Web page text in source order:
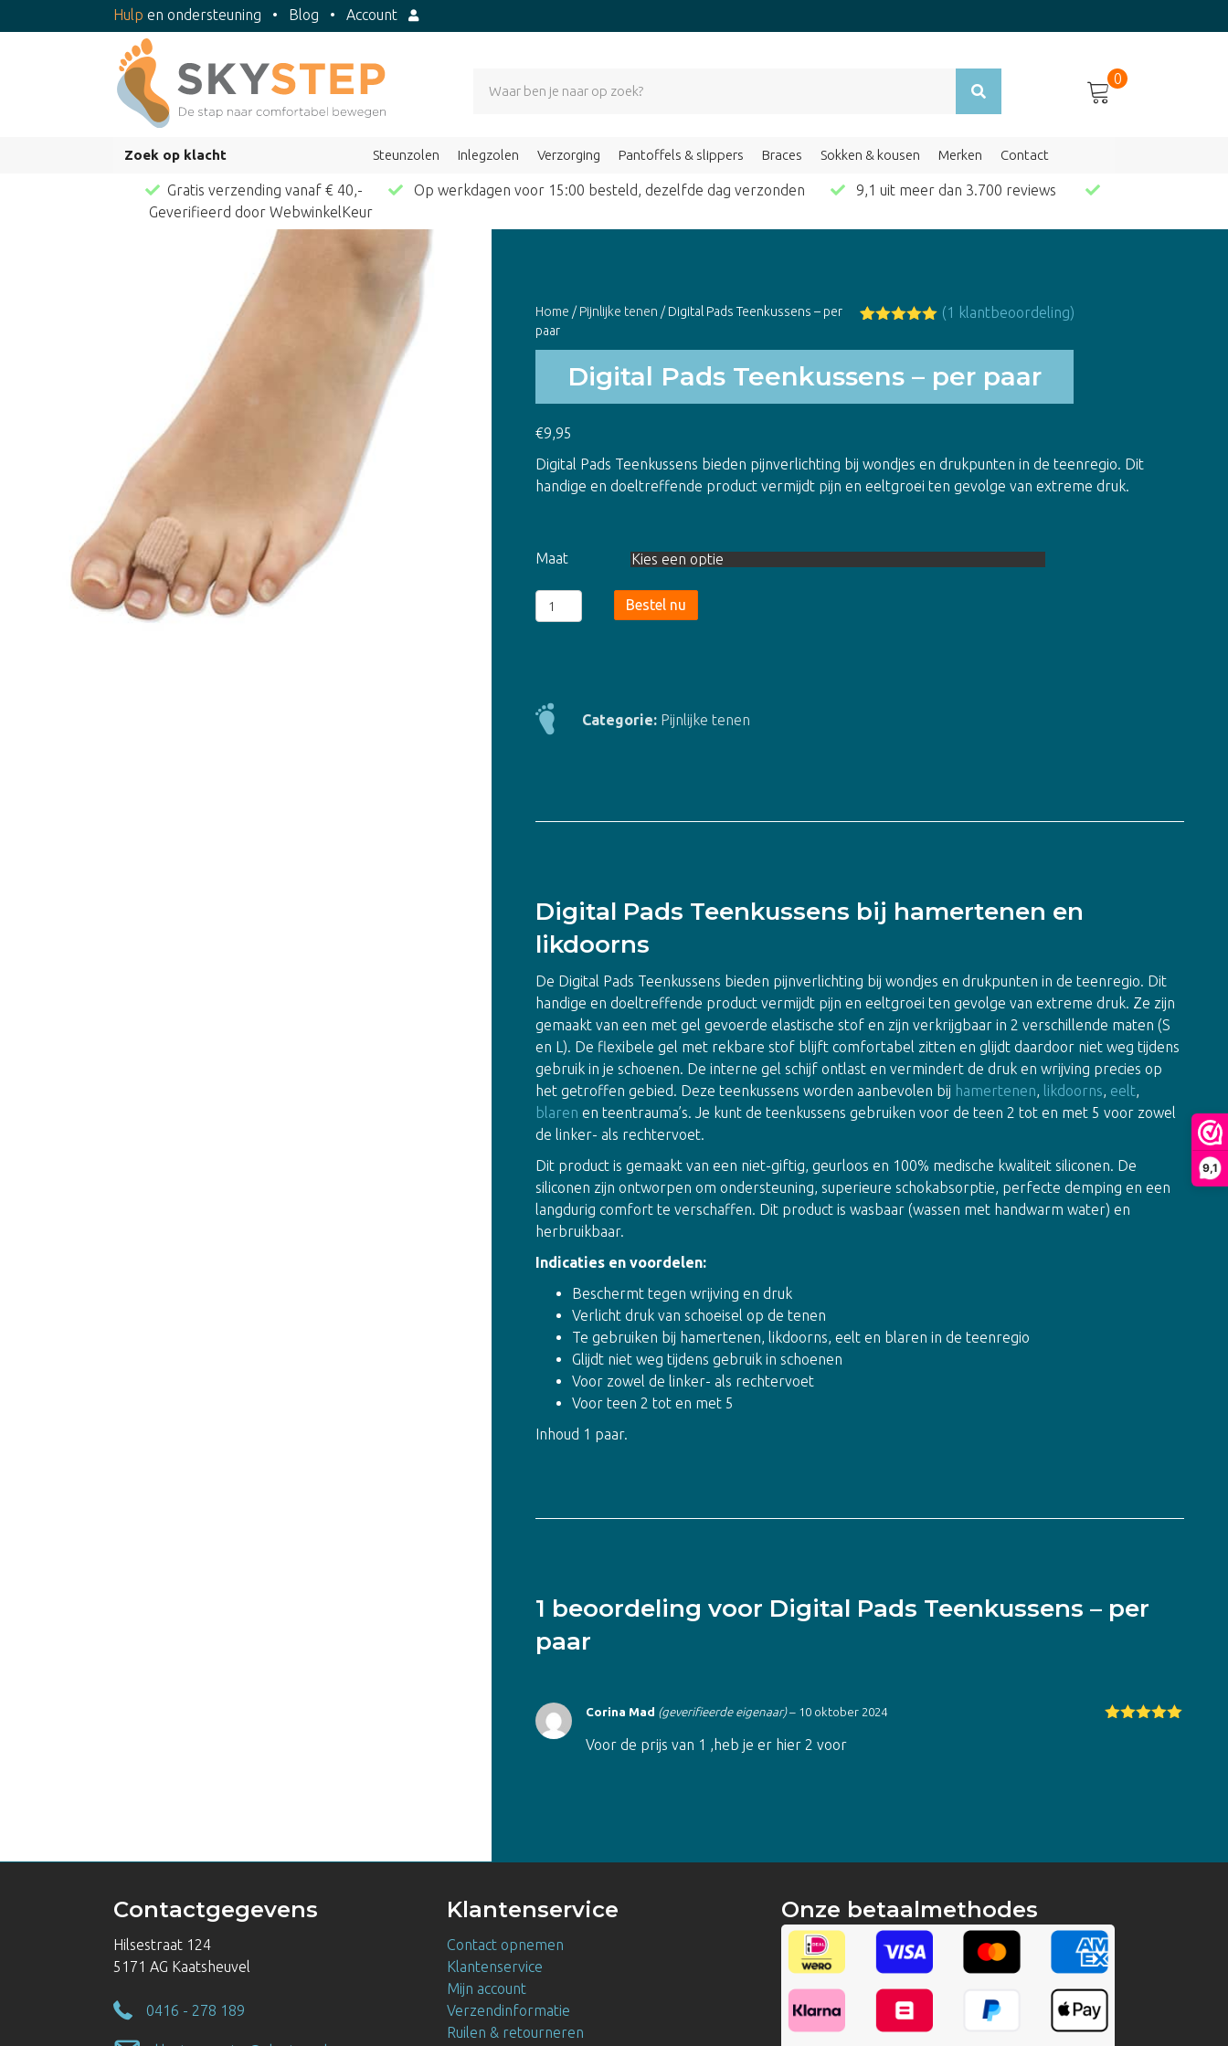
9,1
Hulp en ondersteuning • Blog •Account
0
Zoek op klacht Steunzolen Inlegzolen Verzorging Pantoffels & slippers Braces Sokken & kousen Merken Contact
Gratis verzending vanaf € 40,- Op werkdagen voor 15:00 besteld, dezelfde dag verzonden
9,1 uit meer dan 3.700 reviews
Geverifieerd door WebwinkelKeur
Home / Pijnlijke tenen / Digital Pads Teenkussens – per
paar
5.00op 5
opklant
(1 klantbeoordeling)
Digital Pads Teenkussens – per paar
€9,95
Digital Pads Teenkussens bieden pijnverlichting bij wondjes en drukpunten in de teenregio. Dit
handige en doeltreffende product vermijdt pijn en eeltgroei ten gevolge van extreme druk.
Maat
Digital
Pads
paar
aantal
Bestel nu
Categorie: Pijnlijke tenen
Digital Pads Teenkussens bij hamertenen en
likdoorns
De Digital Pads Teenkussens bieden pijnverlichting bij wondjes en drukpunten in de teenregio. Dit
handige en doeltreffende product vermijdt pijn en eeltgroei ten gevolge van extreme druk. Ze zijn
gemaakt van een met gel gevoerde elastische stof en zijn verkrijgbaar in 2 verschillende maten (S
en L). De flexibele gel met rekbare stof blijft comfortabel zitten en glijdt daardoor niet weg tijdens
gebruik in je schoenen. De interne gel schijf ontlast en vermindert de druk en wrijving precies op
het getroffen gebied. Deze teenkussens worden aanbevolen bij hamertenen, likdoorns, eelt,
blaren en teentrauma’s. Je kunt de teenkussens gebruiken voor de teen 2 tot en met 5 voor zowel
de linker- als rechtervoet.
Dit product is gemaakt van een niet-giftig, geurloos en 100% medische kwaliteit siliconen. De
siliconen zijn ontworpen om ondersteuning, superieure schokabsorptie, perfecte demping en een
langdurig comfort te verschaffen. Dit product is wasbaar (wassen met handwarm water) en
herbruikbaar.
Indicaties en voordelen:
Beschermt tegen wrijving en druk
Verlicht druk van schoeisel op de tenen
Te gebruiken bij hamertenen, likdoorns, eelt en blaren in de teenregio
Glijdt niet weg tijdens gebruik in schoenen
Voor zowel de linker- als rechtervoet
Voor teen 2 tot en met 5
Inhoud 1 paar.
1 beoordeling voor Digital Pads Teenkussens – per
paar
Corina Mad (geverifieerde eigenaar) – 10 oktober 2024
Voor de prijs van 1 ,heb je er hier 2 voor
Contactgegevens
Hilsestraat 124
5171 AG Kaatsheuvel
0416 - 278 189
Klantenservice
Contact opnemen
Klantenservice
Mijn account
Verzendinformatie
Ruilen & retourneren
Onze betaalmethodes